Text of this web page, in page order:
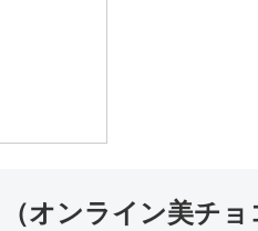
オンライン美チョ